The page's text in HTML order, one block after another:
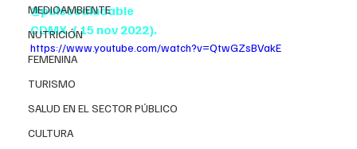
MEDIOAMBIENTE
NUTRICIÓN
FEMENINA
TURISMO
SALUD EN EL SECTOR PÚBLICO
CULTURA
@pulsosaludable
CDMX. ( 15 nov 2022).
https://www.youtube.com/watch?v=QtwGZsBVakE